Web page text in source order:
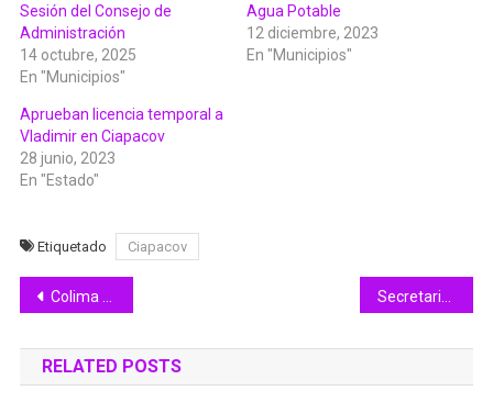
Sesión del Consejo de
Administración
14 octubre, 2025
En "Municipios"
Agua Potable
12 diciembre, 2023
En "Municipios"
Aprueban licencia temporal a
Vladimir en Ciapacov
28 junio, 2023
En "Estado"
Etiquetado Ciapacov
Navegación
de
entradas
Colima termina su participación en el rodeo de la Olimpiada Nacional Conade 2026 Secretario de Seguridad y Protección Ciudadana informa abatimiento de dos sicarios en Colima; iban a perpetrar un homicidio que fue evitado
RELATED POSTS